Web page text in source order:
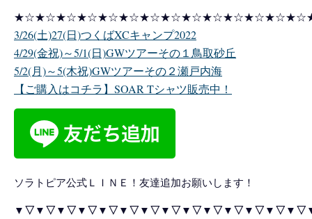
3/26(土)27(日)つくばXCキャンプ2022
4/29(金祝)～5/1(日)GWツアーその１鳥取砂丘
5/2(月)～5(木祝)GWツアーその２瀬戸内海
【ご購入はコチラ】SOAR Tシャツ販売中！
ソラトピア公式ＬＩＮＥ！友達追加お願いします！